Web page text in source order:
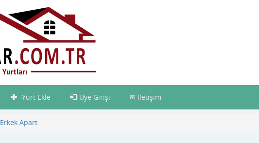
Yurt Ekle Üye Girişi İletişim
Erkek Apart